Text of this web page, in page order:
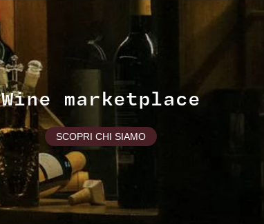
Wine marketplace
SCOPRI CHI SIAMO